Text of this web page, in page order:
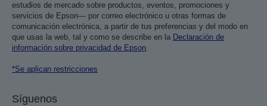
estudios de mercado sobre productos, eventos, promociones y
servicios de Epson— por correo electrónico u otras formas de
comunicación electrónica, a partir de tus preferencias y del modo en
que usas la web, tal y como se describe en la Declaración de
información sobre privacidad de Epson.
*Se aplican restricciones
Síguenos